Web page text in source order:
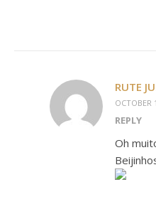
RUTE
OCTOBER
REPLY
Oh